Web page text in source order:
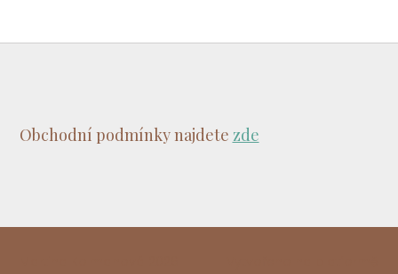
Obchodní podmínky najdete zde